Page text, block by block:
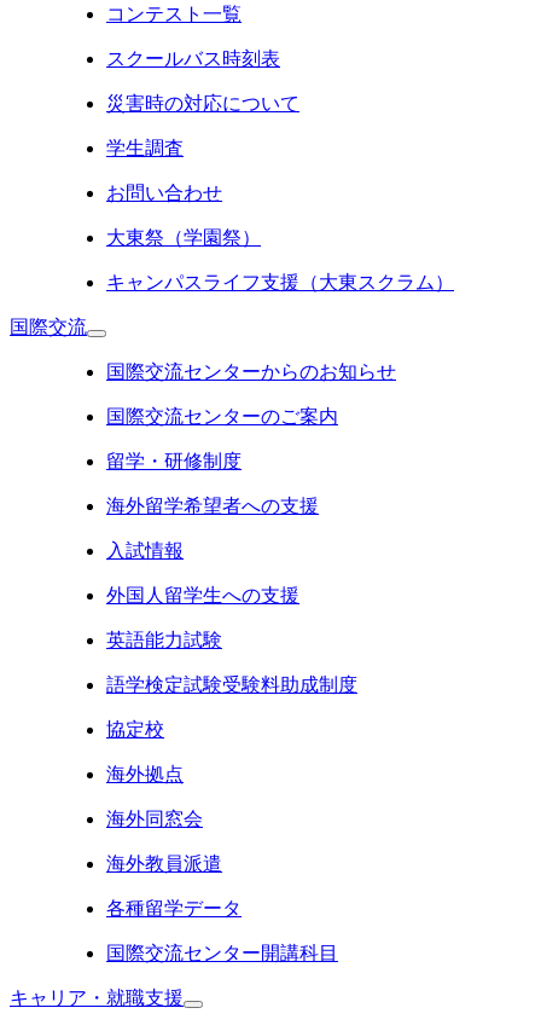
コンテスト一覧
スクールバス時刻表
災害時の対応について
学生調査
お問い合わせ
大東祭（学園祭）
キャンパスライフ支援（大東スクラム）
国際交流
国際交流センターからのお知らせ
国際交流センターのご案内
留学・研修制度
海外留学希望者への支援
入試情報
外国人留学生への支援
英語能力試験
語学検定試験受験料助成制度
協定校
海外拠点
海外同窓会
海外教員派遣
各種留学データ
国際交流センター開講科目
キャリア・就職支援